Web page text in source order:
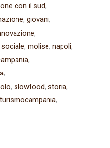
con il sud
giovani
molise napoli
slowfood storia
turismocampania